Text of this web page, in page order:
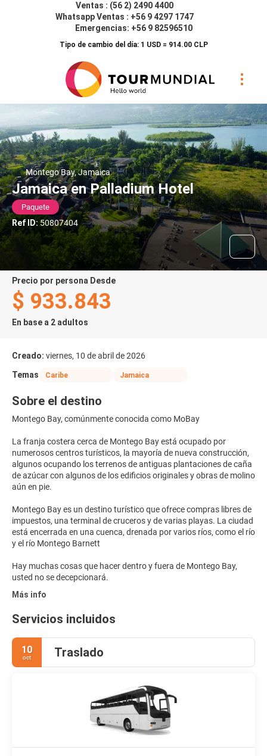
Ventas : (56 2) 2490 4400
Whatsapp Ventas : +56 9 4297 1747
Emergencias: +56 9 82596510
Tipo de cambio del día: 1 USD = 914.00 CLP
Montego Bay, Jamaica
Jamaica en Palladium Hotel
Paquete
Ref ID:50807404
precio por persona Desde
$ 933.843
En base a 2 adultos
Creado: viernes, 10 de abril de 2026
Temas
Caribe Jamaica
Sobre el destino
Montego Bay, comúnmente conocida como MoBay
La franja costera cerca de Montego Bay está ocupado por
numerosos centros turísticos, la mayoría de nueva construcción,
algunos ocupando los terrenos de antiguas plantaciones de caña
de azúcar con algunos de los edificios originales y obras de molino
aún en pie.
Montego Bay es un destino turístico que ofrece compras libres de
impuestos, una terminal de cruceros y de varias playas. La ciudad
está encerrada en una cuenca, drenada por varios ríos, como el río
y el río Montego Barnett
Hay muchas cosas que hacer dentro y fuera de Montego Bay,
usted no se decepcionará.
Más info
Servicios incluidos
10
oct Traslado